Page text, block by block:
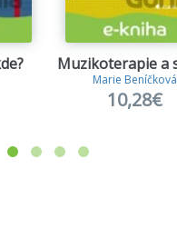
Marie Beníčková
10,28€